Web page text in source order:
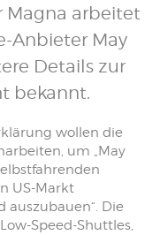
Magna arbeitet
Anbieter May
Details zur
bekannt.
wollen die
um „May
US-Markt
Die
Speed-Shuttles,